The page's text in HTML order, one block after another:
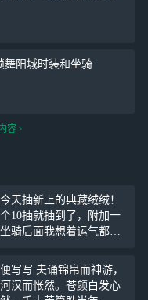
舞阳城时装和坐骑
容
天抽新上的典藏绒绒！
10抽就抽到了，附加一
骑后面我想着运气都这
保底 #逆水寒手游#还有
抽的时候，它抽出来了天
我的好日子也是来了
写写 夫诵锦帛而神游，
汉而怅然。苍颜白发心